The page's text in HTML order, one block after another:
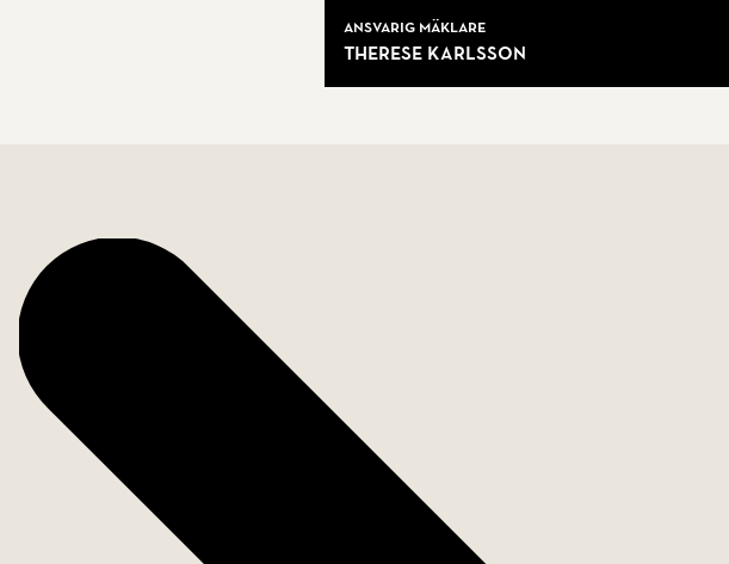
Varmt välkommen, denna mysiga pärla måste upplevas!
Ansvarig mäklare
Therese Karlsson